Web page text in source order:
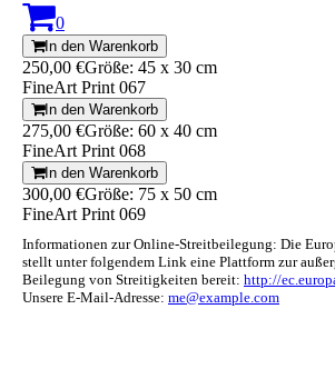
0
In den Warenkorb
250,00 €Größe: 45 x 30 cm
FineArt Print 067
In den Warenkorb
275,00 €Größe: 60 x 40 cm
FineArt Print 068
In den Warenkorb
300,00 €Größe: 75 x 50 cm
FineArt Print 069
Informationen zur Online-Streitbeilegung: Die
stellt unter folgendem Link eine Plattform zur
Beilegung von Streitigkeiten bereit: http://
Unsere E-Mail-Adresse: me@example.com